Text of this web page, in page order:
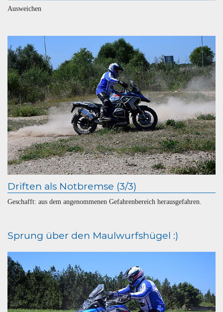
Ausweichen
Driften als Notbremse (3/3)
Geschafft: aus dem angenommenen Gefahrenbereich herausgefahren.
Sprung über den Maulwurfshügel :)